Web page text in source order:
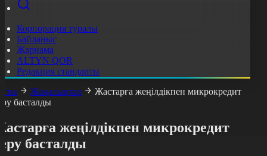
Корпорация туралы
Байланыс
Жарнама
ALTYN QOR
Редакция стандарты
Жаңалықтар
Жастарға жеңілдікпен микрокредит
басталды
жеңілдікпен микрокредит
басталды